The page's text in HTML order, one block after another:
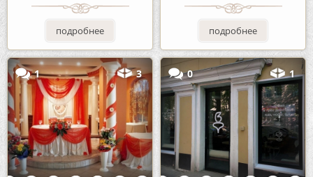
подробнее подробнее
1 3 0 1